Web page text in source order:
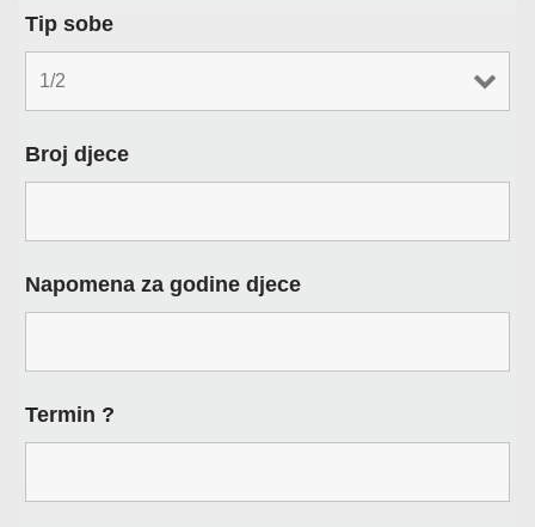
Tip sobe
Broj djece
Napomena za godine djece
Termin ?